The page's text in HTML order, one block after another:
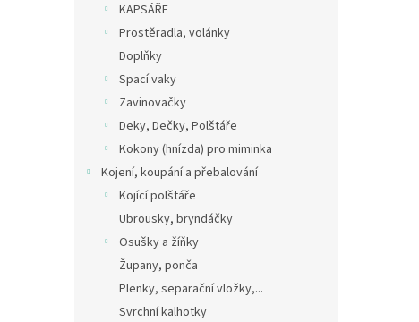
KAPSÁŘE
Prostěradla, volánky
Doplňky
Spací vaky
Zavinovačky
Deky, Dečky, Polštáře
Kokony (hnízda) pro miminka
Kojení, koupání a přebalování
Kojící polštáře
Ubrousky, bryndáčky
Osušky a žíňky
Župany, ponča
Plenky, separační vložky,...
Svrchní kalhotky